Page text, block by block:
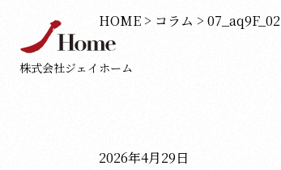
株式会社ジェイホーム
HOME > コラム > 07_aq9F_02
2026年4月29日